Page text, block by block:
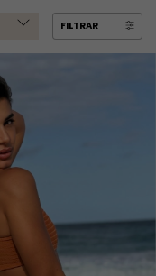
FILTRAR